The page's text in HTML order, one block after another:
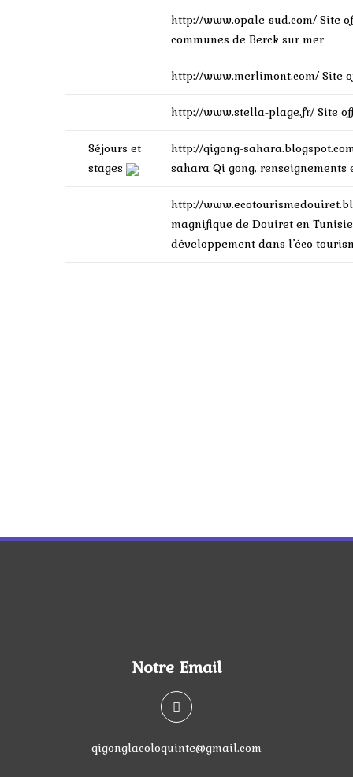
http://www.opale-sud.com/Site
communes de Berck sur mer
http://www.merlimont.com/Site
http://www.stella-plage.fr/Site
Séjours et
stages
http://qigong-
sahara Qi gong,
http://
magnifique de Douiret en
développement dans l’éco
Notre Email
qigonglacoloquinte@gmail.com